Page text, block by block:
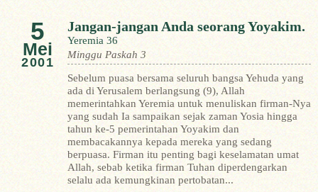
5
Mei
2001
Jangan-jangan Anda seorang Yoyakim.
Yeremia 36
Minggu Paskah 3
Sebelum puasa bersama seluruh bangsa Yehuda yang
ada di Yerusalem berlangsung (9), Allah
memerintahkan Yeremia untuk menuliskan firman-Nya
yang sudah Ia sampaikan sejak zaman Yosia hingga
tahun ke-5 pemerintahan Yoyakim dan
membacakannya kepada mereka yang sedang
berpuasa. Firman itu penting bagi keselamatan umat
Allah, sebab ketika firman Tuhan diperdengarkan
selalu ada kemungkinan pertobatan...